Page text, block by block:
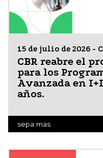
15 de julio de 2026 -
CBR reabre el
para los
Avanzada en
años.
sepa mas